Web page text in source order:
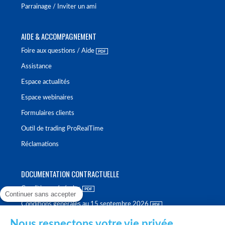
Parrainage / Inviter un ami
AIDE & ACCOMPAGNEMENT
Foire aux questions / Aide
Assistance
Espace actualités
Espace webinaires
Formulaires clients
Outil de trading ProRealTime
Réclamations
DOCUMENTATION CONTRACTUELLE
Conditions générales
Conditions générales au 15 septembre 2026
Continuer sans accepter